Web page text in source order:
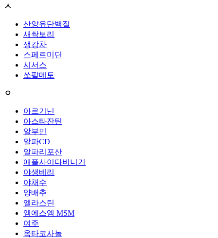
ㅅ
산양유단백질
새싹보리
생강차
스페르미딘
시서스
쏘팔메토
ㅇ
아르기닌
아스타잔틴
알부민
알파CD
알파리포산
애플사이다비니거
야생베리
야채수
양배추
엘라스틴
엠에스엠 MSM
여주
옥타코사놀